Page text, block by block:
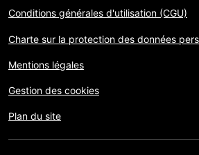
Conditions générales d'utilisation (CGU)
Charte sur la protection des données
Mentions légales
Gestion des cookies
Plan du site